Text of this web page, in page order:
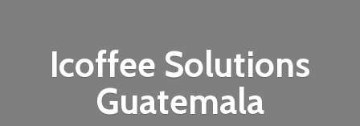
Icoffee Solutions
Guatemala